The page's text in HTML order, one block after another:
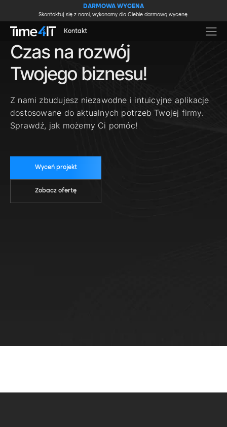
DARMOWA WYCENA
Skontaktuj się z nami, wykonamy dla Ciebie darmową wycenę.
Kontakt
Czas na rozwój
Twojego biznesu!
Z nami zbudujesz niezawodne i intuicyjne aplikacje
dostosowane do aktualnych potrzeb Twojej firmy.
Sprawdź, jak możemy Ci pomóc!
Wyceń projekt
Zobacz ofertę